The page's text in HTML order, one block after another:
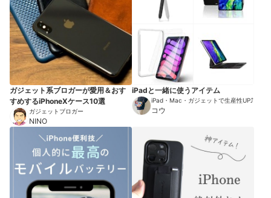
ガジェット系ブロガーが愛用＆おす
すめするiPhoneXケース10選
ガジェットブロガー
NINO
iPadと一緒に使うアイテム
iPad・Mac・ガジェットで生産性UP⤴︎
コウ